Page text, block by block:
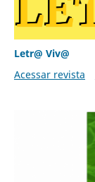
Letr@ Viv@
Acessar revista